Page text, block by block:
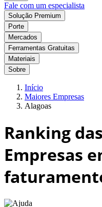
Fale com um especialista
Solução Premium
Porte
Mercados
Ferramentas Gratuitas
Materiais
Sobre
Início
Maiores Empresas
Alagoas
Ranking das
Empresas